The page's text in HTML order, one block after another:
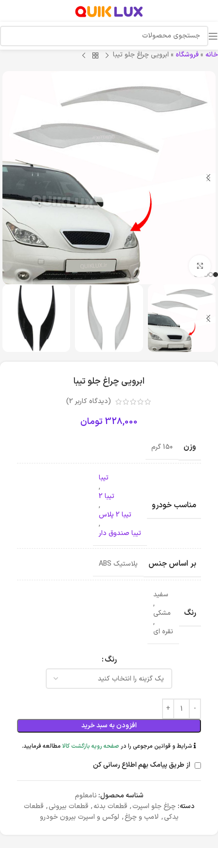
خانه »فروشگاه » ابرویی چراغ جلو تیبا
ابرویی چراغ جلو تیبا
(دیدگاه کاربر 2
)
328,000 تومان
وزن 150 گرم
مناسب خودرو
تیبا
,
تیبا 2
,
تیبا 2 پلاس
,
تیبا صندوق دار
بر اساس جنس پلاستیک ABS
رنگ
سفید
,
مشکی
,
نقره ای
رنگ
افزودن به سبد خرید
شرایط و قوانین مرجوعی را در صفحه رویه بازگشت کالا مطالعه فرمایید.
از طریق پیامک بهم اطلاع رسانی کن
شناسه محصول: نامعلوم
دسته: چراغ جلو اسپرت, قطعات بدنه, قطعات بیرونی, قطعات
یدکی, لامپ و چراغ, لوکس و اسپرت بیرون خودرو